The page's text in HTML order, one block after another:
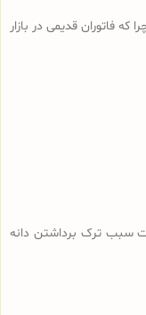
قدیمی در بازار
سبب ترک برداشتن دانه